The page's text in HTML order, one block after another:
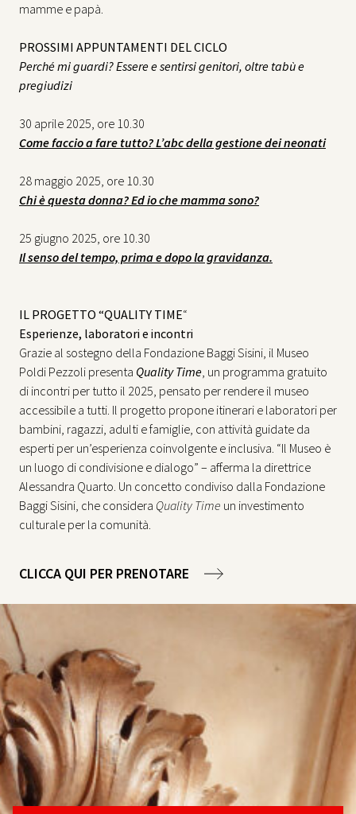
mamme e papà.
PROSSIMI APPUNTAMENTI DEL CICLO
Perché mi guardi? Essere e sentirsi genitori, oltre tabù e
pregiudizi
30 aprile 2025, ore 10.30
Come faccio a fare tutto? L’abc della gestione dei neonati
28 maggio 2025, ore 10.30
Chi è questa donna? Ed io che mamma sono?
25 giugno 2025, ore 10.30
Il senso del tempo, prima e dopo la gravidanza.
IL PROGETTO “QUALITY TIME“
Esperienze, laboratori e incontri
Grazie al sostegno della Fondazione Baggi Sisini, il Museo
Poldi Pezzoli presenta Quality Time, un programma gratuito
di incontri per tutto il 2025, pensato per rendere il museo
accessibile a tutti. Il progetto propone itinerari e laboratori per
bambini, ragazzi, adulti e famiglie, con attività guidate da
esperti per un’esperienza coinvolgente e inclusiva. “Il Museo è
un luogo di condivisione e dialogo” – afferma la direttrice
Alessandra Quarto. Un concetto condiviso dalla Fondazione
Baggi Sisini, che considera Quality Time un investimento
culturale per la comunità.
CLICCA QUI PER PRENOTARE